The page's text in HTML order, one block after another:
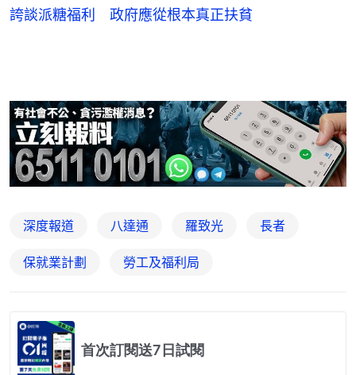
誇談派糖福利 政府應從根本真正扶貧
深度報道 八達通 羅致光 長者
保就業計劃 勞工及福利局